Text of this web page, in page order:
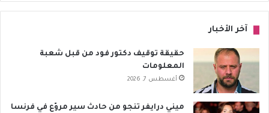
آخر الأخبار
حقيقة توقيف دكتور فود من قبل شعبة
المعلومات
أغسطس 7, 2026
ميني درايفر تنجو من حادث سير مروّع في فرنسا